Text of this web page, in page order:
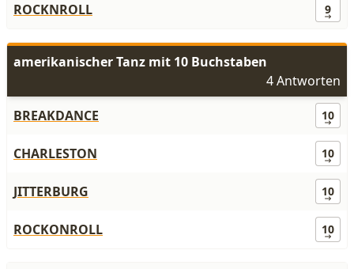
ROCKNROLL 9
amerikanischer Tanz mit 10 Buchstaben
4 Antworten
BREAKDANCE
10
CHARLESTON 10
JITTERBURG 10
ROCKONROLL 10